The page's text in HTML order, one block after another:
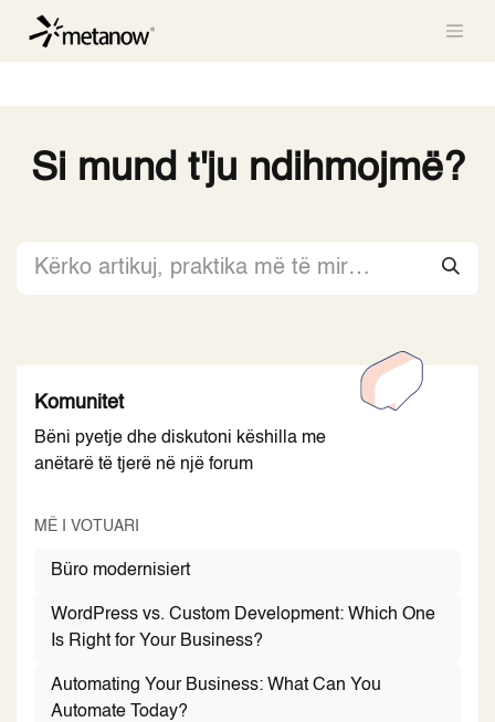
/* METANOW_ODOO_PAGE_CSS_START */
METANOW_ODOO_PAGE_CSS_END */
Si mund t'ju ndihmojmë?
Komunitet
Bëni pyetje dhe diskutoni këshilla me
anëtarë të tjerë në një forum
MË I VOTUARI
Büro modernisiert
WordPress vs. Custom Development: Which One
Is Right for Your Business?
Automating Your Business: What Can You
Automate Today?